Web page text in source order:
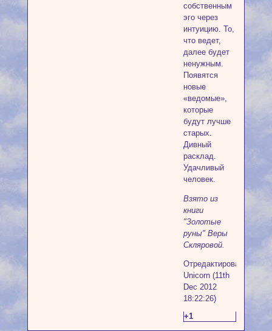
собственным
эго через
интуицию. То,
что ведет,
далее будет
ненужным.
Появятся
новые
«ведомые»,
которые
будут лучше
старых.
Дивный
расклад.
Удачливый
человек.
Взято из
книги
"Золотые
руны" Веры
Скляровой.
Отредактировано
Unicorn (11th
Dec 2012
18:22:26)
+1